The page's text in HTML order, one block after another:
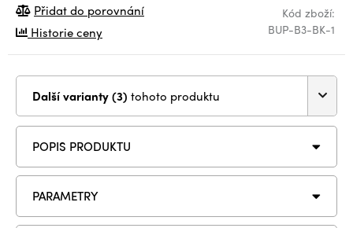
Kód zboží:
BUP-B3-BK-1
Přidat do porovnání
Historie ceny
Další varianty (3) tohoto produktu
POPIS PRODUKTU
PARAMETRY